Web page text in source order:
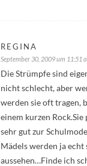
REGINA
September 30, 2009 um 11:51
Die Strümpfe sind
nicht schlecht, aber
werden sie oft tragen,
einem kurzen Rock.Sie
sehr gut zur
Mädels werden ja
aussehen…Finde ich